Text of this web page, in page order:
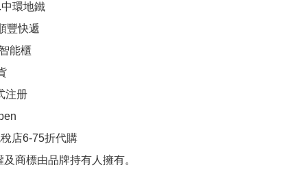
環地鐵
快遞
能櫃
注册
店6-75折代購
商標由品牌持有人擁有。